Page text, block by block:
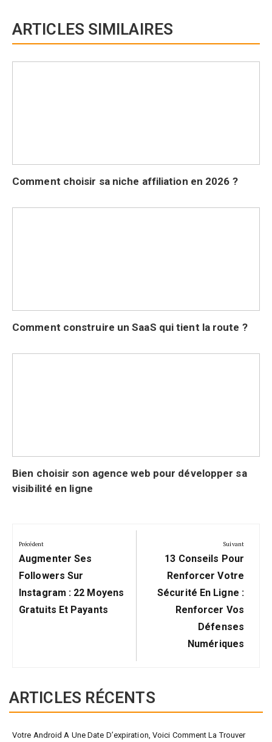
ARTICLES SIMILAIRES
Comment choisir sa niche affiliation en 2026 ?
Comment construire un SaaS qui tient la route ?
Bien choisir son agence web pour développer sa
visibilité en ligne
de
l’article
Précédent
Précédent:
Augmenter Ses
Followers Sur
Instagram : 22 Moyens
Gratuits Et Payants
Suivant
Suivant:
13 Conseils Pour
Renforcer Votre
Sécurité En Ligne :
Renforcer Vos
Défenses
Numériques
ARTICLES RÉCENTS
Votre Android A Une Date D’expiration, Voici Comment La Trouver